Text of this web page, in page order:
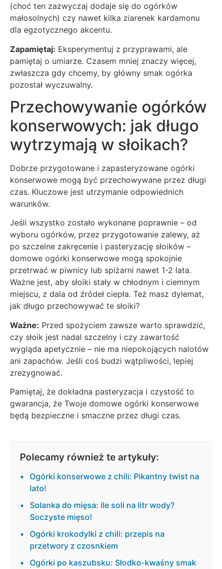
(choć ten zazwyczaj dodaje się do ogórków
małosolnych) czy nawet kilka ziarenek kardamonu
dla egzotycznego akcentu.
Zapamiętaj: Eksperymentuj z przyprawami, ale
pamiętaj o umiarze. Czasem mniej znaczy więcej,
zwłaszcza gdy chcemy, by główny smak ogórka
pozostał wyczuwalny.
Przechowywanie ogórków
konserwowych: jak długo
wytrzymają w słoikach?
Dobrze przygotowane i zapasteryzowane ogórki
konserwowe mogą być przechowywane przez długi
czas. Kluczowe jest utrzymanie odpowiednich
warunków.
Jeśli wszystko zostało wykonane poprawnie – od
wyboru ogórków, przez przygotowanie zalewy, aż
po szczelne zakręcenie i pasteryzację słoików –
domowe ogórki konserwowe mogą spokojnie
przetrwać w piwnicy lub spiżarni nawet 1-2 lata.
Ważne jest, aby słoiki stały w chłodnym i ciemnym
miejscu, z dala od źródeł ciepła. Też masz dylemat,
jak długo przechowywać te słoiki?
Ważne: Przed spożyciem zawsze warto sprawdzić,
czy słoik jest nadal szczelny i czy zawartość
wygląda apetycznie – nie ma niepokojących nalotów
ani zapachów. Jeśli coś budzi wątpliwości, lepiej
zrezygnować.
Pamiętaj, że dokładna pasteryzacja i czystość to
gwarancja, że Twoje domowe ogórki konserwowe
będą bezpieczne i smaczne przez długi czas.
Polecamy również te artykuły:
Ogórki konserwowe z chili: Pikantny twist na
lato!
Solanka do mięsa: ile soli na litr wody?
Soczyste mięso!
Ogórki krokodylki z chili: przepis na
przetwory z czosnkiem
Ogórki po kaszubsku: Słodko-kwaśny smak